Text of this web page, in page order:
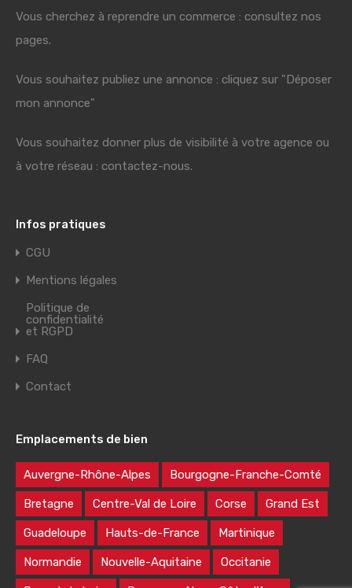
Vous cherchez à reprendre un commerce : consultez nos
pages.
Vous souhaitez publiez une annonce : cliquez sur "Déposer
mon annonce"
Vous souhaitez donner plus de visibilité à votre agence ou
à votre réseau : contactez-nous.
Infos pratiques
CGU
Mentions légales
Politique de
confidentialité
et RGPD
FAQ
Contact
Emplacements de bien
Auvergne-Rhône-Alpes Bourgogne-Franche-Comté
Bretagne Centre-Val de Loire Corse Grand Est
Guadeloupe Hauts-de-France Martinique
Normandie Nouvelle-Aquitaine Occitanie